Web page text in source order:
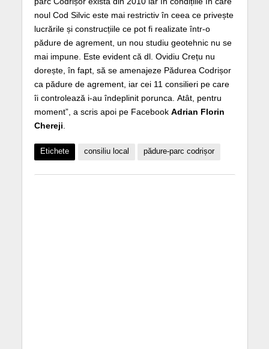
noul Cod Silvic este mai restrictiv în ceea ce privește
lucrările și construcțiile ce pot fi realizate într-o
pădure de agrement, un nou studiu geotehnic nu se
mai impune. Este evident că dl. Ovidiu Crețu nu
dorește, în fapt, să se amenajeze Pădurea Codrișor
ca pădure de agrement, iar cei 11 consilieri pe care
îi controlează i-au îndeplinit porunca. Atât, pentru
moment”, a scris apoi pe Facebook Adrian Florin
Chereji.
Etichete consiliu local pădure-parc codrișor